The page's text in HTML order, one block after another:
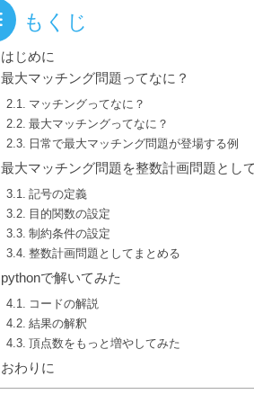
もくじ
はじめに
最大マッチング問題ってなに？
マッチングってなに？
最大マッチングってなに？
日常で最大マッチング問題が登場する例
最大マッチング問題を整数計画問題とし
記号の定義
目的関数の設定
制約条件の設定
整数計画問題としてまとめる
pythonで解いてみた
コードの解説
結果の解釈
頂点数をもっと増やしてみた
おわりに